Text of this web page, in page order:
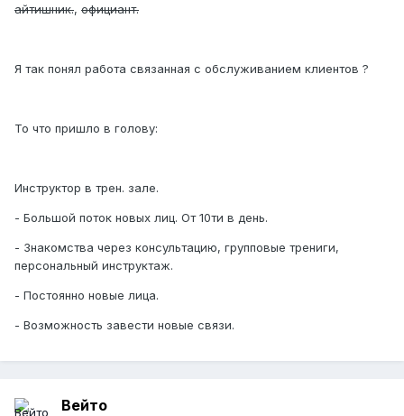
айтишник., официант.
Я так понял работа связанная с обслуживанием клиентов ?
То что пришло в голову:
Инструктор в трен. зале.
- Большой поток новых лиц. От 10ти в день.
- Знакомства через консультацию, групповые трениги,
персональный инструктаж.
- Постоянно новые лица.
- Возможность завести новые связи.
Вейто